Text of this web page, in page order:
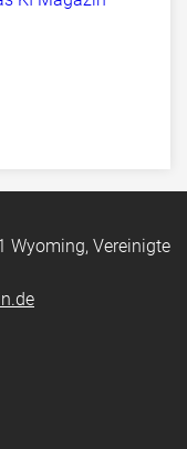
Wyoming, Vereinigte